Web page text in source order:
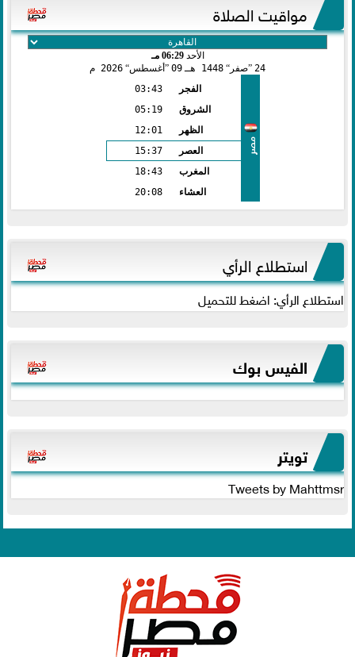
مواقيت الصلاة
الأحد06:29 مـ
24 صفر 1448 هـ 09 أغسطس 2026 م
مصر
الفجر
03:43
الشروق
05:19
الظهر
12:01
العصر
15:37
المغرب
18:43
العشاء
20:08
استطلاع الرأي
استطلاع الرأي: اضغط للتحميل
الفيس بوك
تويتر
Tweets by Mahttmsr